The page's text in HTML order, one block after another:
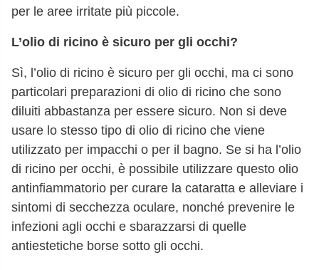
per le aree irritate più piccole.
L’olio di ricino è sicuro per gli occhi?
Sì, l’olio di ricino è sicuro per gli occhi, ma ci sono
particolari preparazioni di olio di ricino che sono
diluiti abbastanza per essere sicuro. Non si deve
usare lo stesso tipo di olio di ricino che viene
utilizzato per impacchi o per il bagno. Se si ha l’olio
di ricino per occhi, è possibile utilizzare questo olio
antinfiammatorio per curare la cataratta e alleviare i
sintomi di secchezza oculare, nonché prevenire le
infezioni agli occhi e sbarazzarsi di quelle
antiestetiche borse sotto gli occhi.